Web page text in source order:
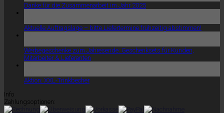
Danke für die Zusammenarbeit im Jahr 2025
Aktuelle Auftragslage – bitte Liefertermine frühzeitig abstimmen!
Werbegeschenke zum Jahresende: Geschenksets für Kunden,
Mitarbeiter & Lieferanten
Aktion: XXL-Trinkbecher
Info
Zahlungsoptionen: